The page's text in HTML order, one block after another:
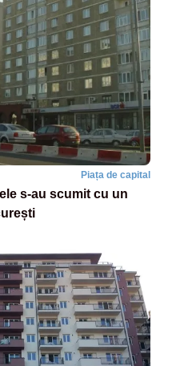
Piața de capital
s-au scumit cu un